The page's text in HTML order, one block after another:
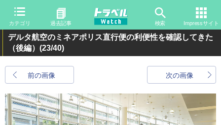
カテゴリ 過去記事 検索 Impressサイト
デルタ航空のミネアポリス直行便の利便性を確認してきた
（後編） (23/40)
前の画像 次の画像